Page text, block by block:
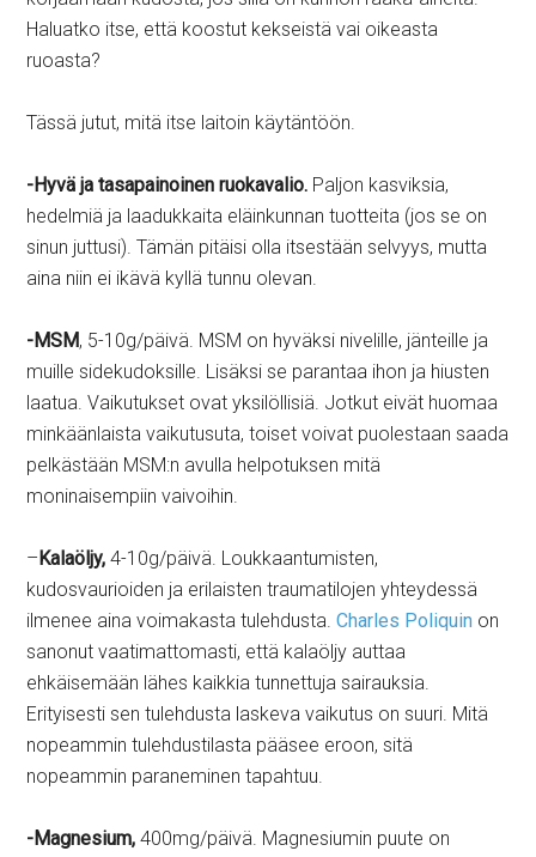
Haluatko itse, että koostut kekseistä vai oikeasta
ruoasta?
Tässä jutut, mitä itse laitoin käytäntöön.
-Hyvä ja tasapainoinen ruokavalio. Paljon kasviksia,
hedelmiä ja laadukkaita eläinkunnan tuotteita (jos se on
sinun juttusi). Tämän pitäisi olla itsestään selvyys, mutta
aina niin ei ikävä kyllä tunnu olevan.
-MSM, 5-10g/päivä. MSM on hyväksi nivelille, jänteille ja
muille sidekudoksille. Lisäksi se parantaa ihon ja hiusten
laatua. Vaikutukset ovat yksilöllisiä. Jotkut eivät huomaa
minkäänlaista vaikutusuta, toiset voivat puolestaan saada
pelkästään MSM:n avulla helpotuksen mitä
moninaisempiin vaivoihin.
– Kalaöljy,4-10g/päivä. Loukkaantumisten,
kudosvaurioiden ja erilaisten traumatilojen yhteydessä
ilmenee aina voimakasta tulehdusta.Charles Poliquin on
sanonut vaatimattomasti, että kalaöljy auttaa
ehkäisemään lähes kaikkia tunnettuja sairauksia.
Erityisesti sen tulehdusta laskeva vaikutus on suuri. Mitä
nopeammin tulehdustilasta pääsee eroon, sitä
nopeammin paraneminen tapahtuu.
-Magnesium,400mg/päivä. Magnesiumin puute on